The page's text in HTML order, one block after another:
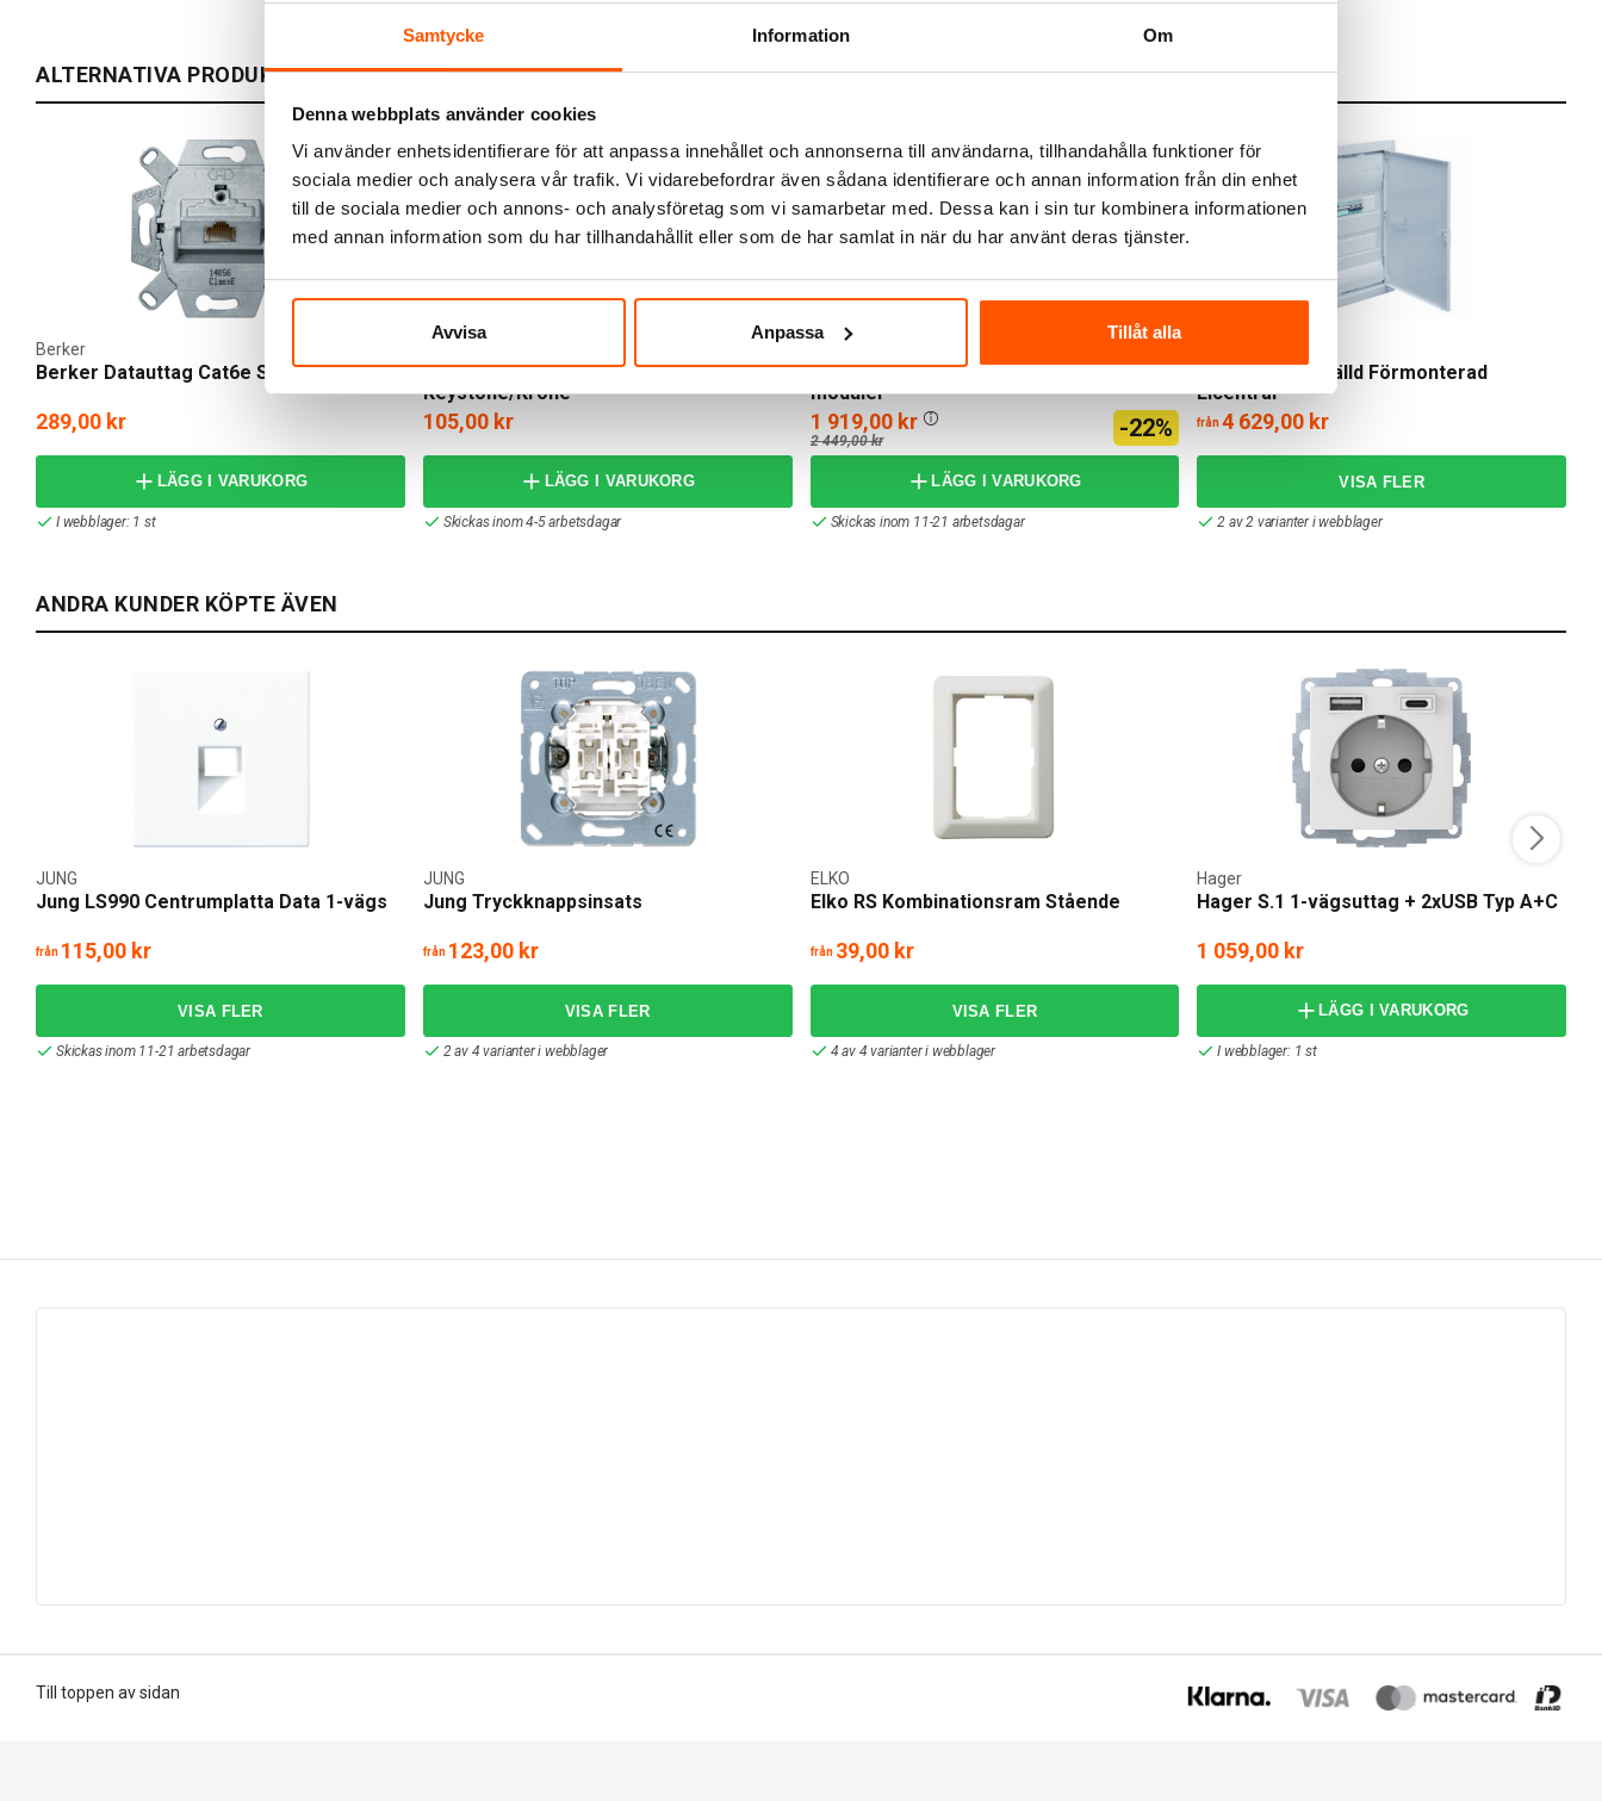
Samtycke Information Om
Denna webbplats använder cookies
Vi använder enhetsidentifierare för att anpassa innehållet och annonserna till användarna, tillhandahålla funktioner för
sociala medier och analysera vår trafik. Vi vidarebefordrar även sådana identifierare och annan information från din enhet
till de sociala medier och annons- och analysföretag som vi samarbetar med. Dessa kan i sin tur kombinera informationen
med annan information som du har tillhandahållit eller som de har samlat in när du har använt deras tjänster.
Avvisa Anpassa Tillåt alla
ALTERNATIVA PRODUKTER
Berker Datauttag Cat6e Skärmat
Berker
289,00 kr
LÄGG I VARUKORG
I webblager: 1 st
Hager S.1 Centrumbricka Vinklat
Keystone/Krone
105,00 kr
LÄGG I VARUKORG
Skickas inom 4-5 arbetsdagar
KAMPANJ
Gacia Förmonterad Central Infälld 3x12
moduler
1 919,00 kr
2 449,00 kr -22%
LÄGG I VARUKORG
Skickas inom 11-21 arbetsdagar
Hager Volta Infälld Förmonterad
Elcentral
från 4 629,00 kr
2 av 2 varianter i webblager
ANDRA KUNDER KÖPTE ÄVEN
Jung LS990 Centrumplatta Data 1-vägs
JUNG
från 115,00 kr
Skickas inom 11-21 arbetsdagar
Jung Tryckknappsinsats
JUNG
från 123,00 kr
2 av 4 varianter i webblager
Elko RS Kombinationsram Stående
ELKO
från 39,00 kr
4 av 4 varianter i webblager
Hager S.1 1-vägsuttag + 2xUSB Typ A+C
Hager
1 059,00 kr
LÄGG I VARUKORG
I webblager: 1 st
Till toppen av sidan